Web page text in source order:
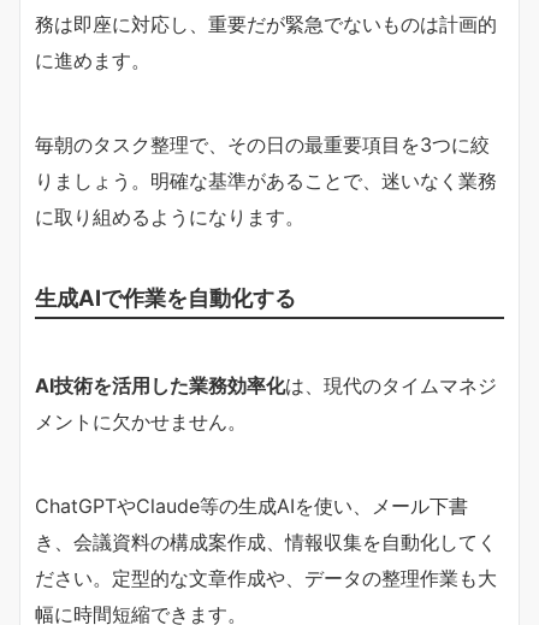
務は即座に対応し、重要だが緊急でないものは計画的
に進めます。
毎朝のタスク整理で、その日の最重要項目を3つに絞
りましょう。明確な基準があることで、迷いなく業務
に取り組めるようになります。
生成AIで作業を自動化する
AI技術を活用した業務効率化は、現代のタイムマネジ
メントに欠かせません。
ChatGPTやClaude等の生成AIを使い、メール下書
き、会議資料の構成案作成、情報収集を自動化してく
ださい。定型的な文章作成や、データの整理作業も大
幅に時間短縮できます。